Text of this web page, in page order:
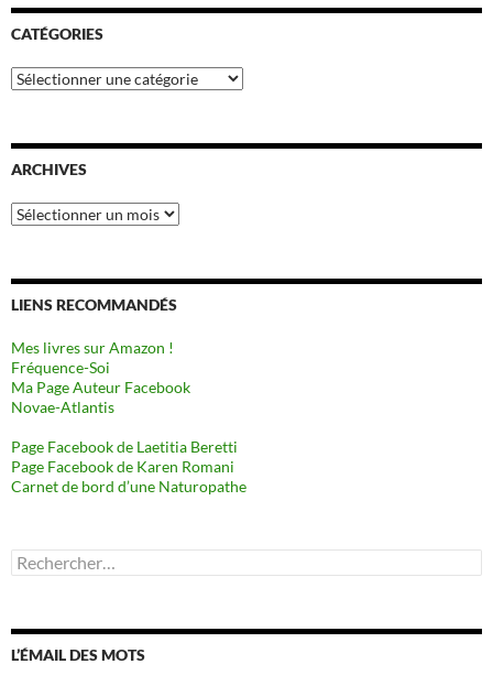
CATÉGORIES
Catégories
ARCHIVES
Archives
LIENS RECOMMANDÉS
Mes livres sur Amazon !
Fréquence-Soi
Ma Page Auteur Facebook
Novae-Atlantis
Page Facebook de Laetitia Beretti
Page Facebook de Karen Romani
Carnet de bord d’une Naturopathe
Rechercher :
L’ÉMAIL DES MOTS